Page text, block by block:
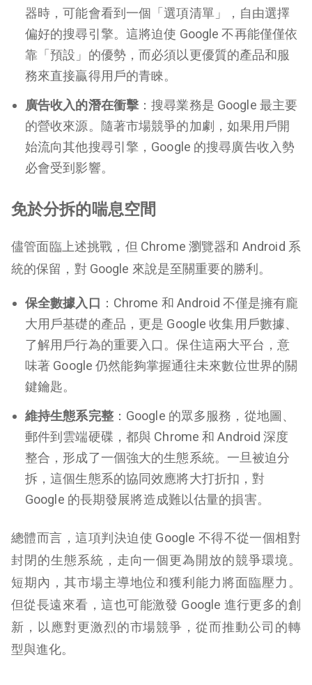
器時，可能會看到一個「選項清單」，自由選擇
偏好的搜尋引擎。這將迫使 Google 不再能僅僅依
靠「預設」的優勢，而必須以更優質的產品和服
務來直接贏得用戶的青睞。
廣告收入的潛在衝擊 ：搜尋業務是 Google 最主要
的營收來源。隨著市場競爭的加劇，如果用戶開
始流向其他搜尋引擎，Google 的搜尋廣告收入勢
必會受到影響。
免於分拆的喘息空間
儘管面臨上述挑戰，但 Chrome 瀏覽器和 Android 系
統的保留，對 Google 來說是至關重要的勝利。
保全數據入口 ：Chrome 和 Android 不僅是擁有龐
大用戶基礎的產品，更是 Google 收集用戶數據、
了解用戶行為的重要入口。保住這兩大平台，意
味著 Google 仍然能夠掌握通往未來數位世界的關
鍵鑰匙。
維持生態系完整：Google 的眾多服務，從地圖、
郵件到雲端硬碟，都與 Chrome 和 Android 深度
整合，形成了一個強大的生態系統。一旦被迫分
拆，這個生態系的協同效應將大打折扣，對
Google 的長期發展將造成難以估量的損害。
總體而言，這項判決迫使 Google 不得不從一個相對
封閉的生態系統，走向一個更為開放的競爭環境。
短期內，其市場主導地位和獲利能力將面臨壓力。
但從長遠來看，這也可能激發 Google 進行更多的創
新，以應對更激烈的市場競爭，從而推動公司的轉
型與進化。